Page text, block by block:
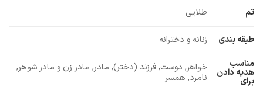
تم طلایی
طبقه بندی
زنانه و دخترانه
مناسب
هدیه دادن
برای
خواهر, دوست, فرزند (دختر), مادر, مادر زن و مادر شوهر,
نامزد, همسر